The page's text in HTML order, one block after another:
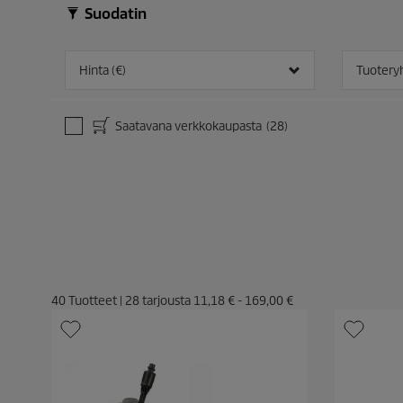
Suodatin
Hinta (€)
Saatavana verkkokaupasta (28)
40Tuotteet | 28 tarjousta 11,18 € - 169,00 €